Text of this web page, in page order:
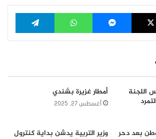
‫X ماسنجر واتساب
اللجنة
أمطار غزيرة بشندي
أغسطس 27, 2025
بعد دحر
وزير التربية يدشن بداية كنترول